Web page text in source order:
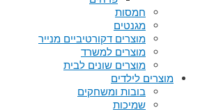
חמסות
מגנטים
מוצרים דקורטיביים מנייר
מוצרים למשרד
מוצרים שונים לבית
מוצרים לילדים
בובות ומשחקים
שמיכות